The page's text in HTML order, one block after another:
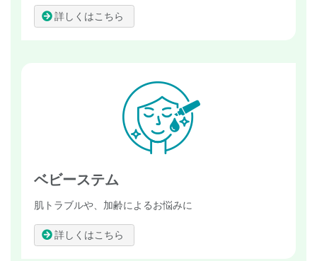
詳しくはこちら
ベビーステム
肌トラブルや、加齢によるお悩みに
詳しくはこちら